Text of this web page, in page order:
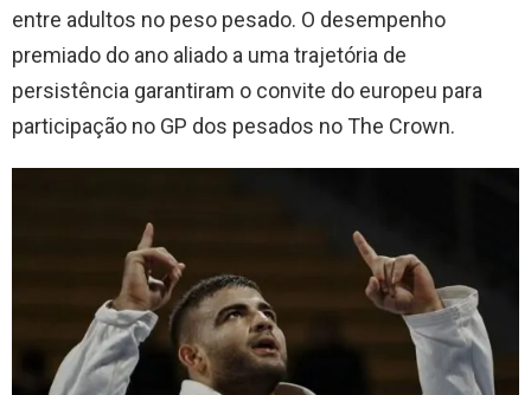
entre adultos no peso pesado. O desempenho
premiado do ano aliado a uma trajetória de
persistência garantiram o convite do europeu para
participação no GP dos pesados no The Crown.